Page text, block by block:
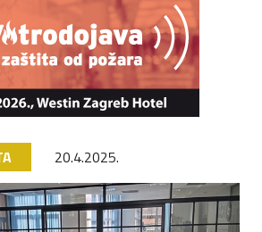
20.4.2025.